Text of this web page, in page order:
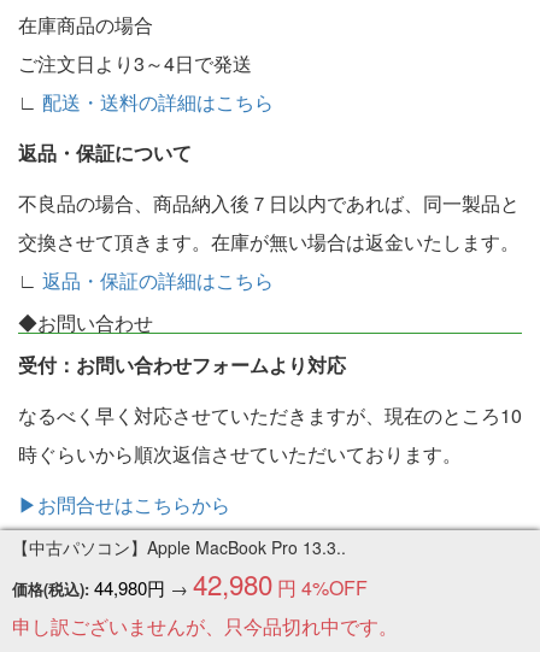
【中古パソコン】Apple MacBook Pro 13.3..
価格(税込): 44,980円 → 42,980 円 4%OFF
申し訳ございませんが、只今品切れ中です。
在庫商品の場合
ご注文日より3～4日で発送
∟ 配送・送料の詳細はこちら
返品・保証について
不良品の場合、商品納入後７日以内であれば、同一製品と
交換させて頂きます。在庫が無い場合は返金いたします。
∟ 返品・保証の詳細はこちら
◆お問い合わせ
受付：お問い合わせフォームより対応
なるべく早く対応させていただきますが、現在のところ10
時ぐらいから順次返信させていただいております。
▶お問合せはこちらから
個人情報の保護について
中古パソコンのワットファンでは個人情報の扱いに万全の
注意を払っています。ご購入情報はSSL暗号化通信により